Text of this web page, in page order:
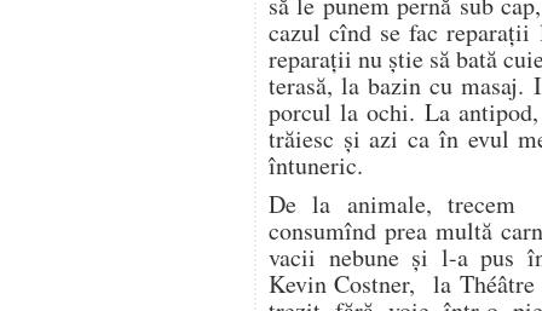
cazul cînd se fac
reparaţii nu ştie să bată
terasă, la bazin cu masaj.
porcul la ochi. La
trăiesc şi azi ca în evul
întuneric.
De la animale,
consumînd prea multă
vacii nebune şi l-a pus
Kevin Costner, la